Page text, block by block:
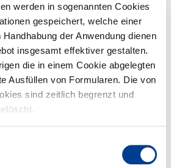
werden in sogenannten Cookies
gespeichert, welche einer
der Anwendung dienen
insgesamt effektiver gestalten.
die in einem Cookie abgelegten
Ausfüllen von Formularen. Die von
sind zeitlich begrenzt und
wieder Unbekannte als
sich unter dem Vorwand, den